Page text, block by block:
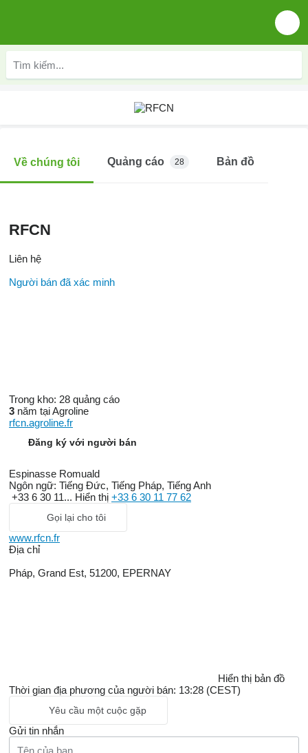
Về chúng tôi Quảng cáo 28 Bản đồ
RFCN
Liên hệ
Người bán đã xác minh
Trong kho: 28 quảng cáo
3 năm tại Agroline
rfcn.agroline.fr
Đăng ký với người bán
Espinasse Romuald
Ngôn ngữ: Tiếng Đức, Tiếng Pháp, Tiếng Anh
+33 6 30 11... Hiển thị +33 6 30 11 77 62
Gọi lại cho tôi
www.rfcn.fr
Địa chỉ
Pháp, Grand Est, 51200, EPERNAY
Hiển thị bản đồ
Thời gian địa phương của người bán: 13:28 (CEST)
Yêu cầu một cuộc gặp
Gửi tin nhắn